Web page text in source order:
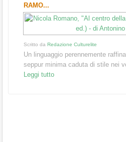
RAMO...
Scritto da Redazione Culturelite
Un linguaggio perennemente
seppur minima caduta di stile nei
Leggi tutto